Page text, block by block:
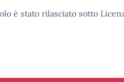
è stato rilasciato sotto